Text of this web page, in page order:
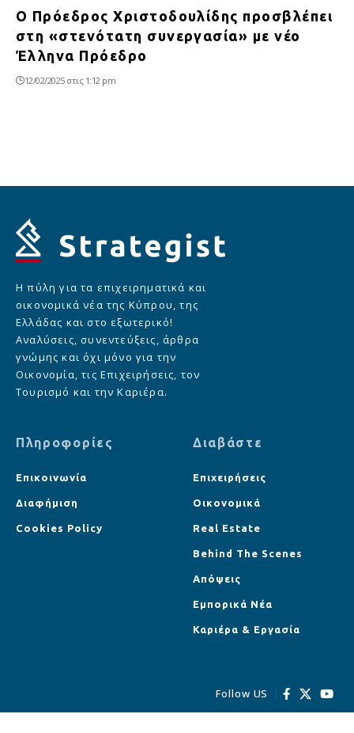
Ο Πρόεδρος Χριστοδουλίδης προσβλέπει
στη «στενότατη συνεργασία» με νέο
Έλληνα Πρόεδρο
12/02/2025 στις 1:12 pm
Η πύλη για τα επιχειρηματικά και
οικονομικά νέα της Κύπρου, της
Ελλάδας και στο εξωτερικό!
Αναλύσεις, συνεντεύξεις, άρθρα
γνώμης και όχι μόνο για την
Οικονομία, τις Επιχειρήσεις, τον
Τουρισμό και την Καριέρα.
Πληροφορίες
Επικοινωνία
Διαφήμιση
Cookies Policy
Διαβάστε
Επιχειρήσεις
Οικονομικά
Real Estate
Behind The Scenes
Απόψεις
Εμπορικά Νέα
Καριέρα & Εργασία
Follow US